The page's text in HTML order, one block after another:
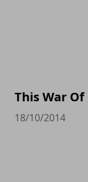
This War
18/10/2014